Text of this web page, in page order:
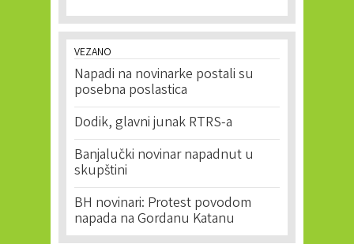
VEZANO
Napadi na novinarke postali su
posebna poslastica
Dodik, glavni junak RTRS-a
Banjalučki novinar napadnut u
skupštini
BH novinari: Protest povodom
napada na Gordanu Katanu